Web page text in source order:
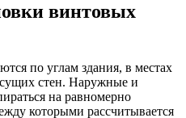
винтовых
по углам здания, в местах
стен. Наружные и
на равномерно
которыми рассчитывается